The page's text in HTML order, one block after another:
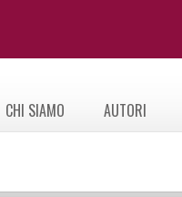
CHI SIAMO AUTORI